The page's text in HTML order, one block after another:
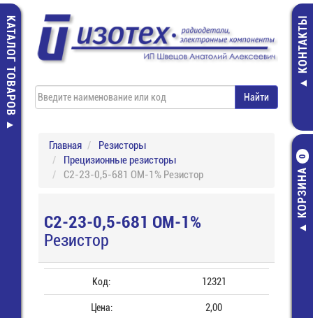
КАТАЛОГ ТОВАРОВ КОНТАКТЫ
КОРЗИНА
0
Главная
Резисторы
Прецизионные резисторы
С2-23-0,5-681 ОМ-1% Резистор
С2-23-0,5-681 ОМ-1%
Резистор
Код: 12321
Цена: 2,00